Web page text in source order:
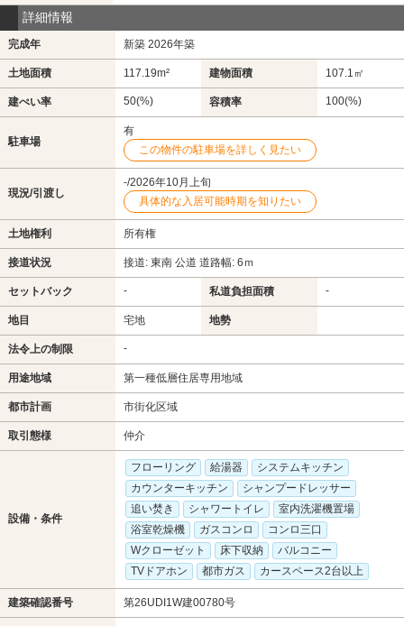
詳細情報
完成年 新築 2026年築
土地面積 117.19m² 建物面積 107.1㎡
建ぺい率 50(%) 容積率 100(%)
駐車場
有
この物件の駐車場を詳しく見たい
現況/引渡し
-/2026年10月上旬
具体的な入居可能時期を知りたい
土地権利 所有権
接道状況 接道: 東南 公道 道路幅: 6ｍ
セットバック - 私道負担面積 -
地目 宅地 地勢
法令上の制限 -
用途地域 第一種低層住居専用地域
都市計画 市街化区域
取引態様 仲介
設備・条件
フローリング 給湯器
システムキッチン
カウンターキッチン
シャンプードレッサー
追い焚き
シャワートイレ
室内洗濯機置場
浴室乾燥機
ガスコンロ
コンロ三口
Wクローゼット
床下収納
バルコニー
TVドアホン
都市ガス カースペース2台以上
建築確認番号 第26UDI1W建00780号